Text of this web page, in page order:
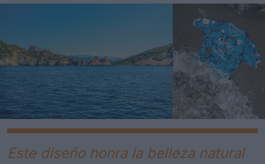
Este diseño honra la belleza natural